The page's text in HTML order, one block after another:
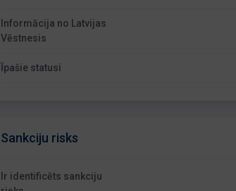
Informācija no Latvijas
Vēstnesis
Īpašie statusi
Sankciju risks
Ir identificēts sankciju